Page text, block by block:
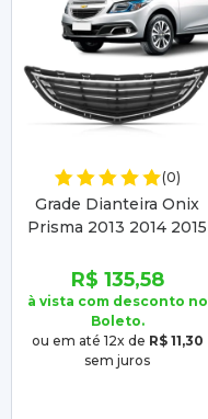
(0)
Grade Dianteira Onix
Prisma 2013 2014 2015
Preta Com Friso
Cromado
R$ 135,58
à vista com desconto no
Boleto.
ou em até 12x de R$ 11,30
sem juros